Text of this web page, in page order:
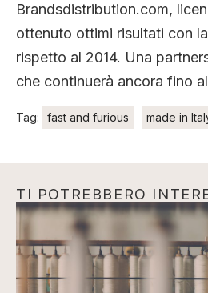
Brandsdistribution.com,
ottenuto ottimi risultati con
rispetto al 2014. Una
che continuerà ancora fino al
Tag: fast and furious made in
TI POTREBBERO